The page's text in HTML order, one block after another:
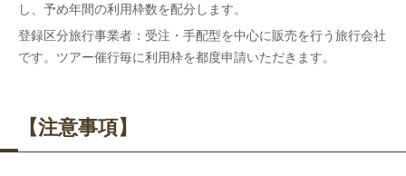
し、予め年間の利用枠数を配分します。
登録区分旅行事業者：受注・手配型を中心に販売を行う旅行会社
です。ツアー催行毎に利用枠を都度申請いただきます。
【注意事項】